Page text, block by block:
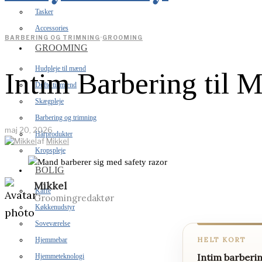
Tasker
Accessories
GROOMING
Hudpleje til mænd
Dufte til mænd
Skægpleje
Barbering og trimning
Hårprodukter
Kropspleje
BOLIG
Kaffe
Køkkenudstyr
Soveværelse
Hjemmebar
Hjemmeteknologi
BARBERING OG TRIMNING·GROOMING
Intim Barbering til
maj 20, 2026
afMikkel
Mikkel
Groomingredaktør
HELT KORT
Intim